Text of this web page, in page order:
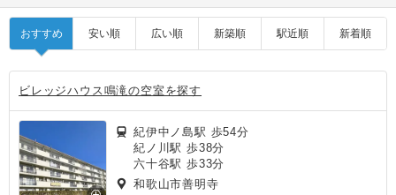
おすすめ 安い順 広い順 新築順 駅近順 新着順
ビレッジハウス鳴滝の空室を探す
紀伊中ノ島駅 歩54分
紀ノ川駅 歩38分
六十谷駅 歩33分
和歌山市善明寺